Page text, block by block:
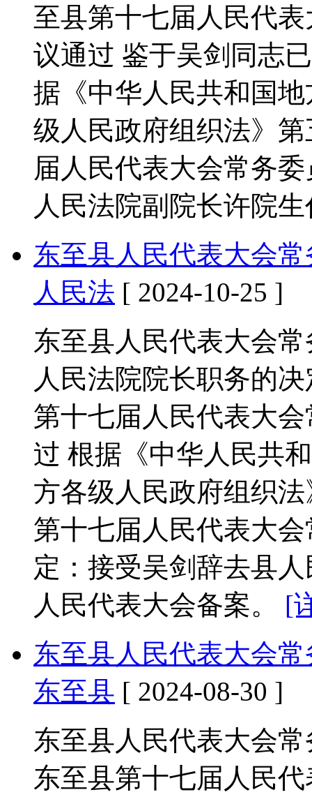
至县第十七届人民代
议通过 鉴于吴剑同志
据《中华人民共和国
级人民政府组织法》
届人民代表大会常务
人民法院副院长许院
东至县人民代表大会
人民法 [ 2024-10-25 ]
东至县人民代表大会
人民法院院长职务的
第十七届人民代表大
过 根据《中华人民共
方各级人民政府组织
第十七届人民代表大
定：接受吴剑辞去县
人民代表大会备案。 [
东至县人民代表大会
东至县 [ 2024-08-30 ]
东至县人民代表大会
东至县第十七届人民